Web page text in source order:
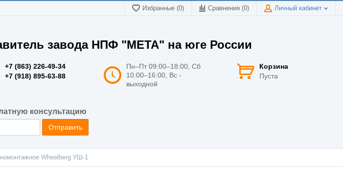
Избранные (0) Сравнения (0) Личный кабинет
завода НПФ "МЕТА" на юге России
+7 (863) 226-49-34
+7 (918) 895-63-88
Пн–Пт 09:00–18:00, Сб
10:00–16:00, Вс -
выходной
Корзина
Пуста
консультацию
Отправить
Wheelberg УШ-1